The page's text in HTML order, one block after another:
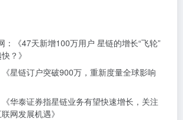
：《47天新增100万用户 星链的增长“飞轮”
？》
星链订户突破900万，重新度量全球影响
华泰证券指星链业务有望快速增长，关注
网发展机遇》